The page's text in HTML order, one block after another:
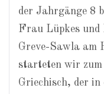
der Jahrgänge 8
Frau Lüpkes
Greve-Sawla am
starteten wir zum
Griechisch, der in